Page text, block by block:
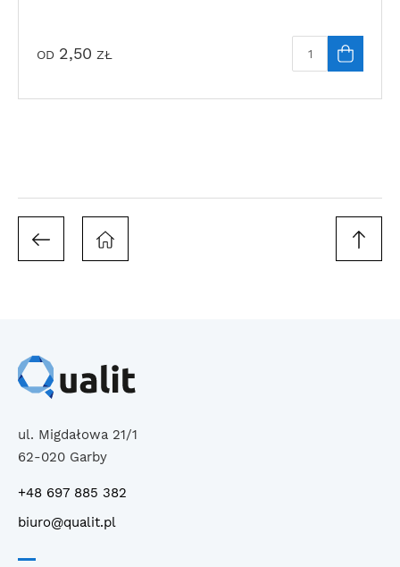
OD 2,50 ZŁ
ul. Migdałowa 21/1
62-020 Garby
+48 697 885 382
biuro@qualit.pl